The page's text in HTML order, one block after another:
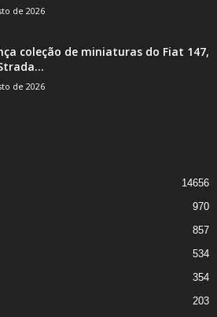
de 2026
coleção de miniaturas do Fiat 147,
de 2026
14656
970
857
534
354
203